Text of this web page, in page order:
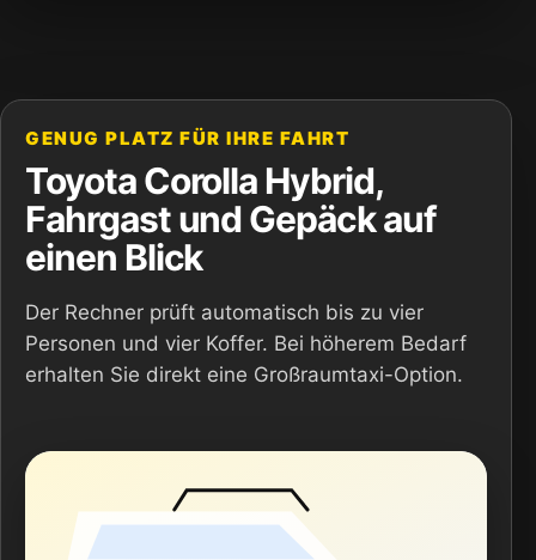
GENUG PLATZ FÜR IHRE FAHRT
Toyota Corolla Hybrid,
Fahrgast und Gepäck auf
einen Blick
Der Rechner prüft automatisch bis zu vier
Personen und vier Koffer. Bei höherem Bedarf
erhalten Sie direkt eine Großraumtaxi-Option.